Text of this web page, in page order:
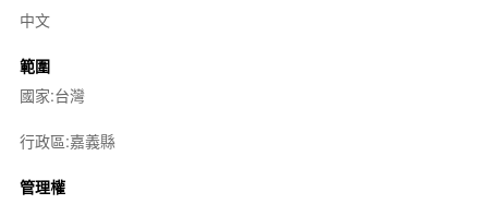
中文
範圍
國家:台灣
行政區:嘉義縣
管理權